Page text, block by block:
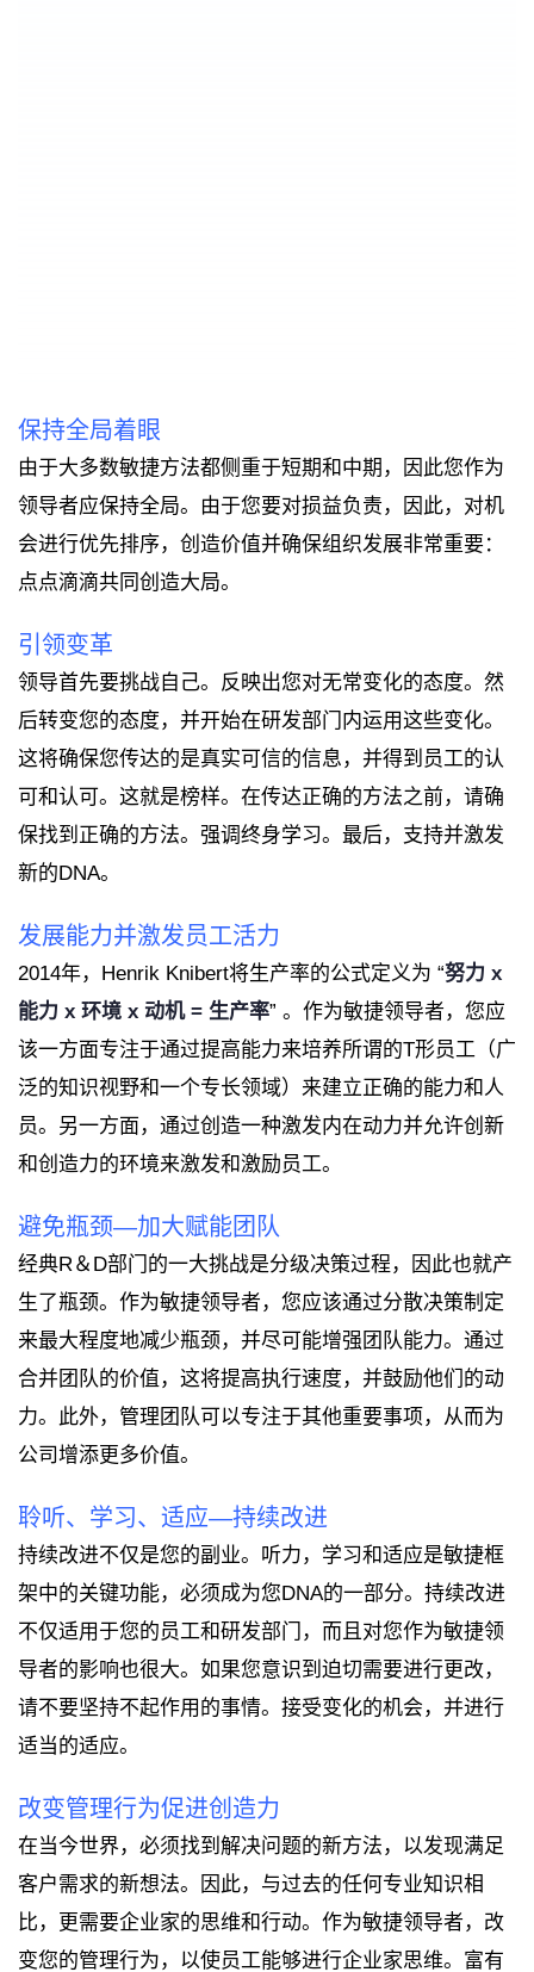
保持全局着眼
由于大多数敏捷方法都侧重于短期和中期，因此您作为
领导者应保持全局。
由于您要对损益负责，因此，对机
会进行优先排序，创造价值并确保组织发展非常重要：
点点滴滴共同创造大局。
引领变革
领导首先要挑战自己。反映出您对无常变化的态度。然
后转变您的态度，并开始在研发部门内运用这些变化。
这将确保您传达的是真实可信的信息，并得到员工的认
可和认可。这就是榜样。在传达正确的方法之前，请确
保找到正确的方法。强调终身学习。最后，支持并激发
新的DNA。
发展能力并激发员工活力
2014年，Henrik Knibert将生产率的公式定义为 “努力 x
能力 x 环境 x 动机 = 生产率” 。作为敏捷领导者，您应
该一方面专注于通过提高能力来培养所谓的T形员工（广
泛的知识视野和一个专长领域）来建立正确的能力和人
员。另一方面，通过创造一种激发内在动力并允许创新
和创造力的环境来激发和激励员工。
避免瓶颈—加大赋能团队
经典R＆D部门的一大挑战是分级决策过程，因此也就产
生了瓶颈。作为敏捷领导者，您应该通过分散决策制定
来最大程度地减少瓶颈，并尽可能增强团队能力。通过
合并团队的价值，这将提高执行速度，并鼓励他们的动
力。此外，管理团队可以专注于其他重要事项，从而为
公司增添更多价值。
聆听、学习、适应—持续改进
持续改进不仅是您的副业。听力，学习和适应是敏捷框
架中的关键功能，必须成为您DNA的一部分。持续改进
不仅适用于您的员工和研发部门，而且对您作为敏捷领
导者的影响也很大。如果您意识到迫切需要进行更改，
请不要坚持不起作用的事情。接受变化的机会，并进行
适当的适应。
改变管理行为促进创造力
在当今世界，必须找到解决问题的新方法，以发现满足
客户需求的新想法。因此，与过去的任何专业知识相
比，更需要企业家的思维和行动。作为敏捷领导者，改
变您的管理行为，以使员工能够进行企业家思维。富有